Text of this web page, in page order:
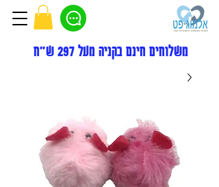
משלוחים חינם בקניה מעל 297 ש"ח